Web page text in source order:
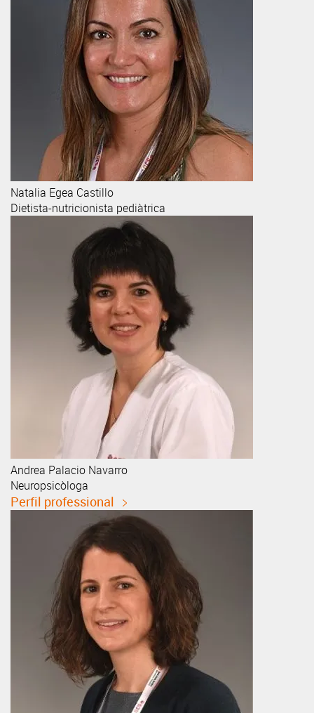
Natalia Egea Castillo
Dietista-nutricionista pediàtrica
Andrea Palacio Navarro
Neuropsicòloga
Perfil professional